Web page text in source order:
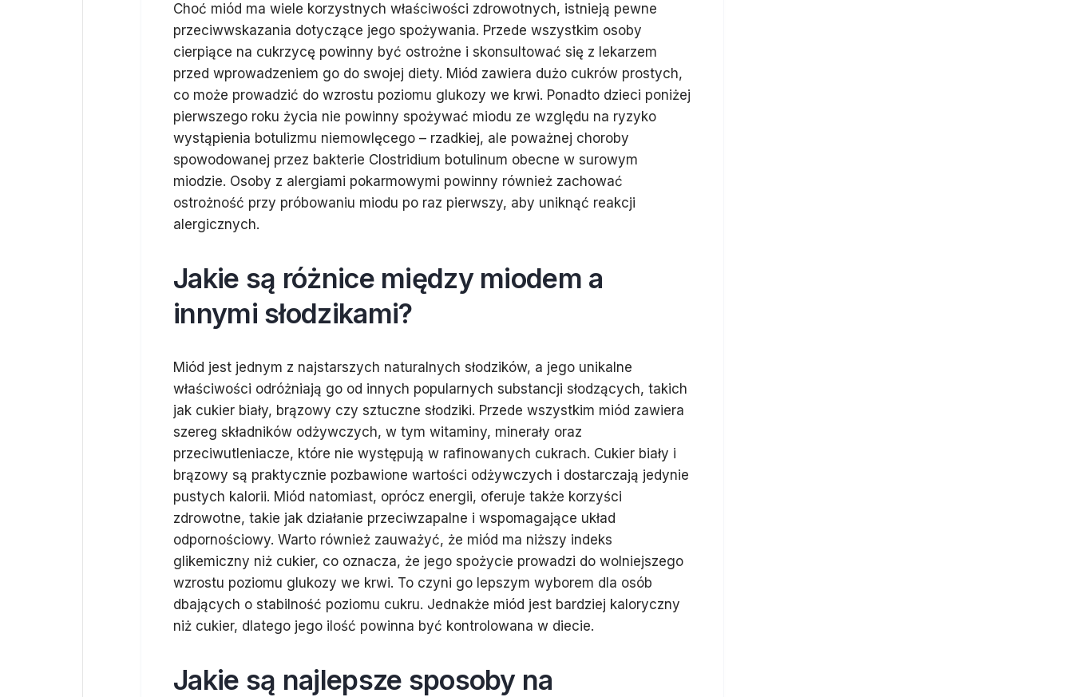
Choć miód ma wiele korzystnych właściwości zdrowotnych, istnieją pewne
przeciwwskazania dotyczące jego spożywania. Przede wszystkim osoby
cierpiące na cukrzycę powinny być ostrożne i skonsultować się z lekarzem
przed wprowadzeniem go do swojej diety. Miód zawiera dużo cukrów prostych,
co może prowadzić do wzrostu poziomu glukozy we krwi. Ponadto dzieci poniżej
pierwszego roku życia nie powinny spożywać miodu ze względu na ryzyko
wystąpienia botulizmu niemowlęcego – rzadkiej, ale poważnej choroby
spowodowanej przez bakterie Clostridium botulinum obecne w surowym
miodzie. Osoby z alergiami pokarmowymi powinny również zachować
ostrożność przy próbowaniu miodu po raz pierwszy, aby uniknąć reakcji
alergicznych.
Jakie są różnice między miodem a
innymi słodzikami?
Miód jest jednym z najstarszych naturalnych słodzików, a jego unikalne
właściwości odróżniają go od innych popularnych substancji słodzących, takich
jak cukier biały, brązowy czy sztuczne słodziki. Przede wszystkim miód zawiera
szereg składników odżywczych, w tym witaminy, minerały oraz
przeciwutleniacze, które nie występują w rafinowanych cukrach. Cukier biały i
brązowy są praktycznie pozbawione wartości odżywczych i dostarczają jedynie
pustych kalorii. Miód natomiast, oprócz energii, oferuje także korzyści
zdrowotne, takie jak działanie przeciwzapalne i wspomagające układ
odpornościowy. Warto również zauważyć, że miód ma niższy indeks
glikemiczny niż cukier, co oznacza, że jego spożycie prowadzi do wolniejszego
wzrostu poziomu glukozy we krwi. To czyni go lepszym wyborem dla osób
dbających o stabilność poziomu cukru. Jednakże miód jest bardziej kaloryczny
niż cukier, dlatego jego ilość powinna być kontrolowana w diecie.
Jakie są najlepsze sposoby na